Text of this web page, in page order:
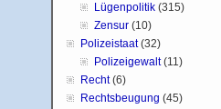
Lügenpolitik (315)
Zensur (10)
Polizeistaat(32)
Polizeigewalt(11)
Recht(6)
Rechtsbeugung (45)